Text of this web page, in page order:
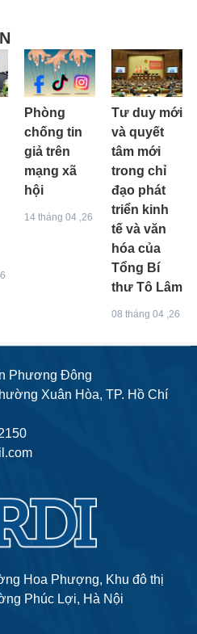
Phòng
chống tin
giả trên
mạng xã
hội
14 tháng 04 ,26
Tư duy mới
và quyết
tâm mới
trong chỉ
đạo phát
triển kinh
tế và văn
hóa của
Tổng Bí
thư Tô Lâm
08 tháng 04 ,26
Phương Đông
Xuân Hòa, TP. Hồ Chí
Hoa Phượng, Khu đô thị
Phúc Lợi, Hà Nội